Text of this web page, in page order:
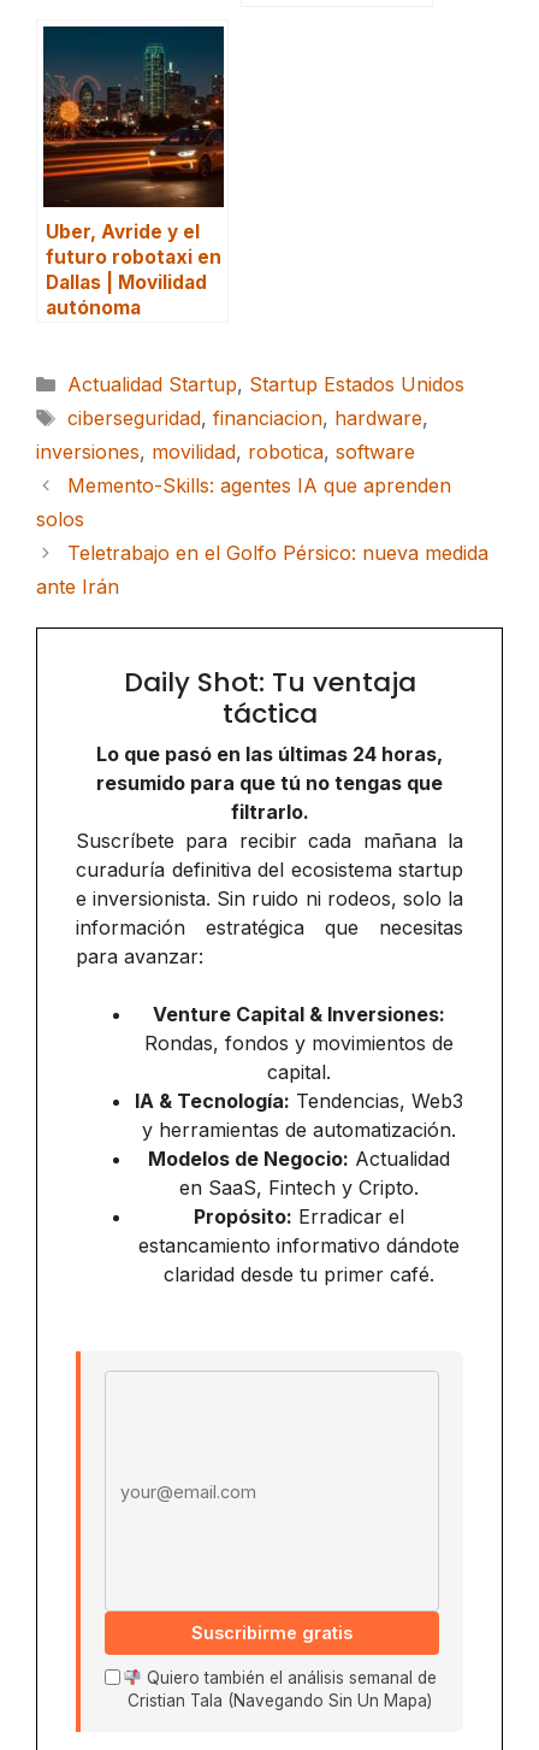
Uber, Avride y el
futuro robotaxi en
Dallas | Movilidad
autónoma
Categorías
Actualidad Startup, Startup Estados Unidos
Etiquetas
ciberseguridad, financiacion, hardware,
inversiones, movilidad, robotica, software
Memento-Skills: agentes IA que aprenden
solos
Teletrabajo en el Golfo Pérsico: nueva medida
ante Irán
Daily Shot: Tu ventaja
táctica
Lo que pasó en las últimas 24 horas,
resumido para que tú no tengas que
filtrarlo.
Suscríbete para recibir cada mañana la
curaduría definitiva del ecosistema startup
e inversionista. Sin ruido ni rodeos, solo la
información estratégica que necesitas
para avanzar:
Venture Capital & Inversiones:
Rondas, fondos y movimientos de
capital.
IA & Tecnología: Tendencias, Web3
y herramientas de automatización.
Modelos de Negocio: Actualidad
en SaaS, Fintech y Cripto.
Propósito: Erradicar el
estancamiento informativo dándote
claridad desde tu primer café.
Suscribirme gratis
Quiero también el análisis semanal de
Cristian Tala (Navegando Sin Un Mapa)